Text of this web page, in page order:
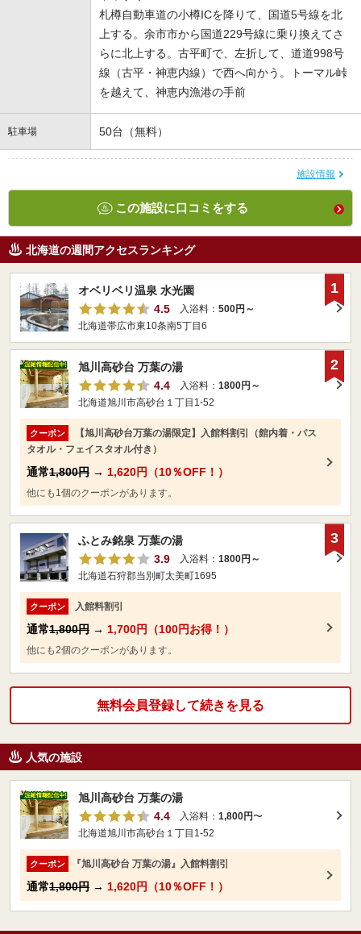
札樽自動車道の小樽ICを降りて、国道5号線を北
上する。余市市から国道229号線に乗り換えてさ
らに北上する。古平町で、左折して、道道998号
線（古平・神恵内線）で西へ向かう。トーマル峠
を越えて、神恵内漁港の手前
駐車場 50台（無料）
施設情報
この施設に口コミをする
北海道の週間アクセスランキング
オベリベリ温泉 水光園
4.5
入浴料： 500円～
北海道帯広市東10条南5丁目6
1
旭川高砂台 万葉の湯
4.4
入浴料： 1800円～
北海道旭川市高砂台１丁目1-52
クーポン
【旭川高砂台万葉の湯限定】入館料割引（館内着・バス
タオル・フェイスタオル付き）
通常1,800円 → 1,620円（10％OFF！）
他にも1個のクーポンがあります。
2
ふとみ銘泉 万葉の湯
3.9
入浴料： 1800円～
北海道石狩郡当別町太美町1695
クーポン 入館料割引
通常1,800円 → 1,700円（100円お得！）
他にも2個のクーポンがあります。
3
無料会員登録して続きを見る
人気の施設
旭川高砂台 万葉の湯
4.4
入浴料： 1,800円〜
北海道旭川市高砂台１丁目1-52
クーポン 『旭川高砂台 万葉の湯』入館料割引
通常1,800円 → 1,620円（10％OFF！）